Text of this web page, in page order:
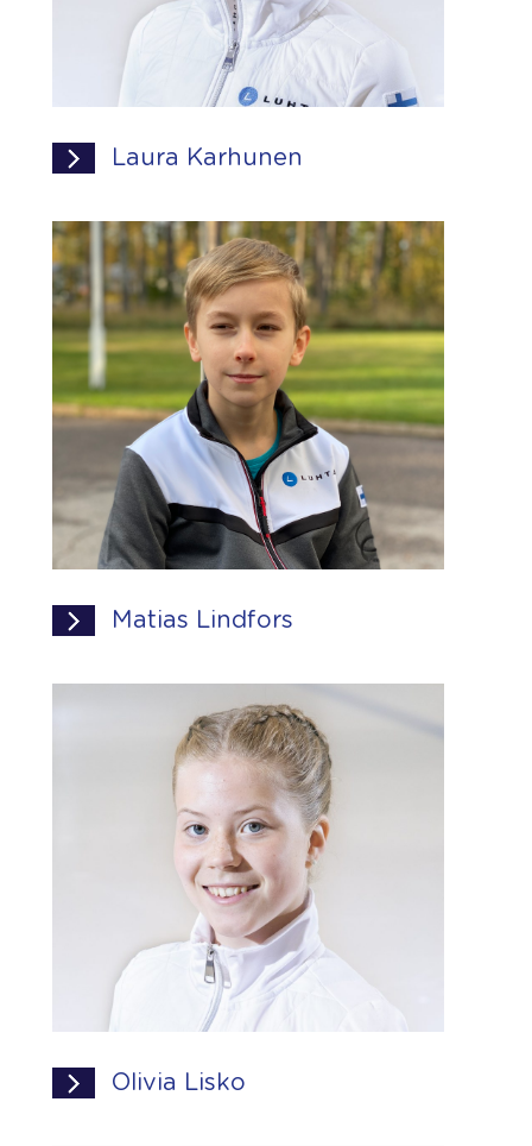
Laura Karhunen
Matias Lindfors
Olivia Lisko